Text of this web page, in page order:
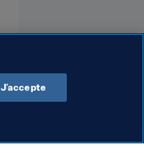
J’accepte